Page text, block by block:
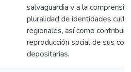
salvaguardia y a la
pluralidad de identidades
regionales, así como contribuir
reproducción social de sus
depositarias.